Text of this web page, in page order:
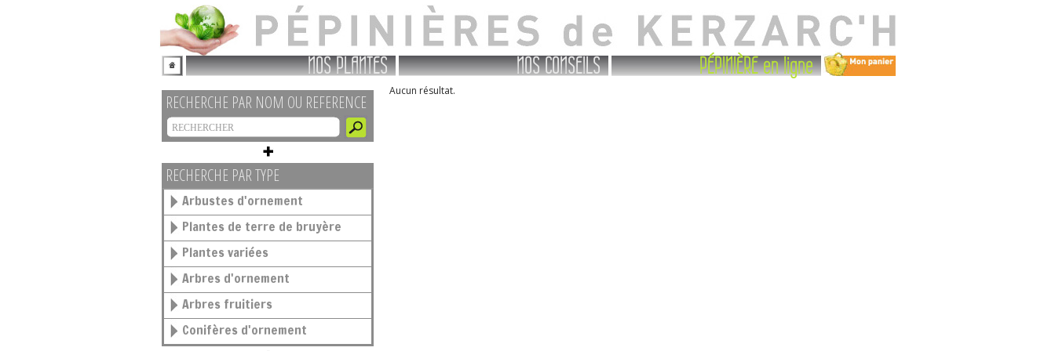
NOS PLANTES NOS CONSEILS PÉPINIÈRE en ligne
RECHERCHE PAR NOM OU REFERENCE
RECHERCHE PAR TYPE
Arbustes d'ornement
Plantes de terre de bruyère
Plantes variées
Arbres d'ornement
Arbres fruitiers
Conifères d'ornement
Aucun résultat.